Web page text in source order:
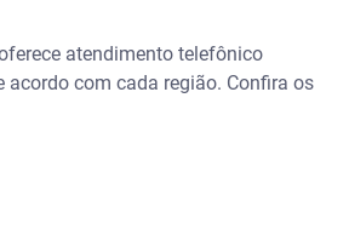
atendimento telefônico
acordo com cada região. Confira os